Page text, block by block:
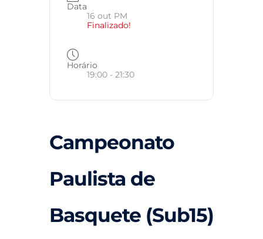
Data
16 out PM
Finalizado!
Horário
19:00 - 21:30
Campeonato
Paulista de
Basquete (Sub15)